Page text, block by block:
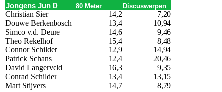
Jongens Jun D 80 Meter Discuswerpen
Christian Sier 14,2
7,20
Douwe Berkenbosch
13,4
10,94
Simco v.d. Deure
14,6
9,46
Theo Rekelhof
15,4
8,48
Connor Schilder
12,9
14,94
Patrick Schans
12,4
20,46
David Langerveld
16,3
9,35
Conrad Schilder
13,4
13,15
Mart Stijvers
14,7
8,79